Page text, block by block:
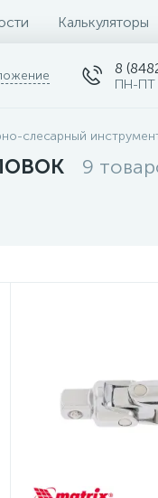
Калькуляторы
8
ПН-ПТ
слесарный
9